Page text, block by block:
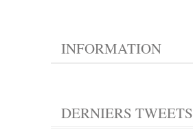
INFORMATION
DERNIERS TWEETS